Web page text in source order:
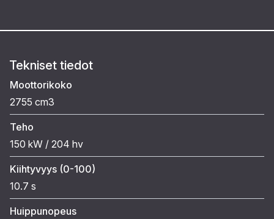
Tekniset tiedot
Moottorikoko
2755 cm3
Teho
150 kW / 204 hv
Kiihtyvyys (0-100)
10.7 s
Huippunopeus